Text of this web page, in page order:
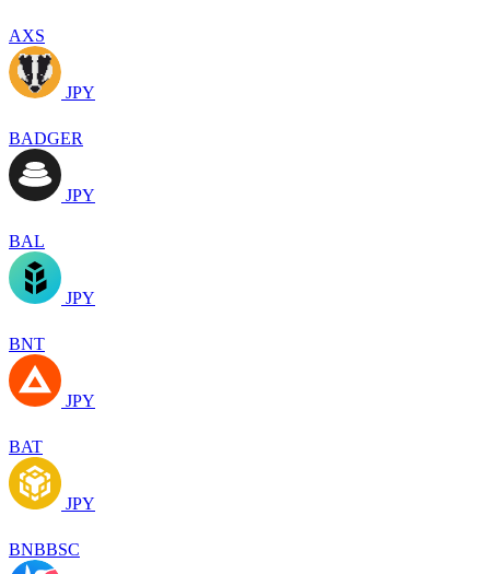
AXS
JPY
BADGER
JPY
BAL
JPY
BNT
JPY
BAT
JPY
BNBBSC